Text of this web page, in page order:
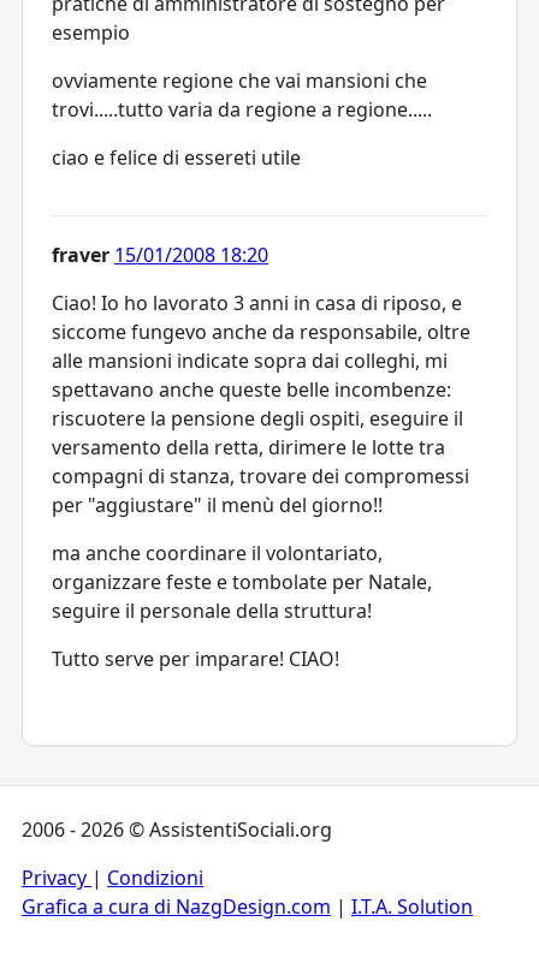
esempio
ovviamente regione che vai mansioni che
trovi.....tutto varia da regione a regione.....
ciao e felice di essereti utile
fraver 15/01/2008 18:20
Ciao! Io ho lavorato 3 anni in casa di riposo, e
siccome fungevo anche da responsabile, oltre
alle mansioni indicate sopra dai colleghi, mi
spettavano anche queste belle incombenze:
riscuotere la pensione degli ospiti, eseguire il
versamento della retta, dirimere le lotte tra
compagni di stanza, trovare dei compromessi
per "aggiustare" il menù del giorno!!
ma anche coordinare il volontariato,
organizzare feste e tombolate per Natale,
seguire il personale della struttura!
Tutto serve per imparare! CIAO!
2006 - 2026 © AssistentiSociali.org
Privacy | Condizioni
Grafica a cura di NazgDesign.com | I.T.A. Solution